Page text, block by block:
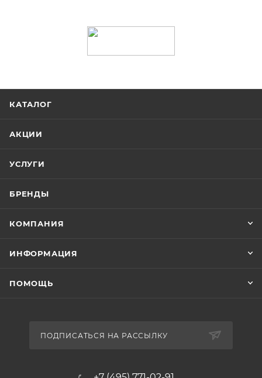
КАТАЛОГ
АКЦИИ
УСЛУГИ
БРЕНДЫ
КОМПАНИЯ
ИНФОРМАЦИЯ
ПОМОЩЬ
ПОДПИСАТЬСЯ НА РАССЫЛКУ